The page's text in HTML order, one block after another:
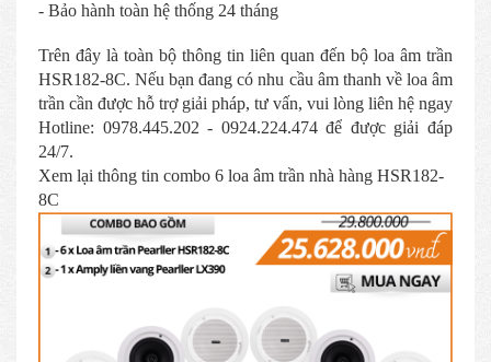
- Bảo hành toàn hệ thống 24 tháng
Trên đây là toàn bộ thông tin liên quan đến bộ loa âm trần
HSR182-8C. Nếu bạn đang có nhu cầu âm thanh về loa âm
trần cần được hỗ trợ giải pháp, tư vấn, vui lòng liên hệ ngay
Hotline: 0978.445.202 - 0924.224.474 để được giải đáp
24/7.
Xem lại thông tin combo 6 loa âm trần nhà hàng HSR182-
8C